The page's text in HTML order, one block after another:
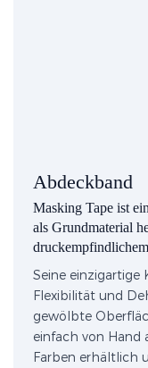
Abdeckband
Masking Tape ist
als Grundmaterial
Seine
Flexibilität und
gewölbte
einfach von Hand
Farben erhältlich